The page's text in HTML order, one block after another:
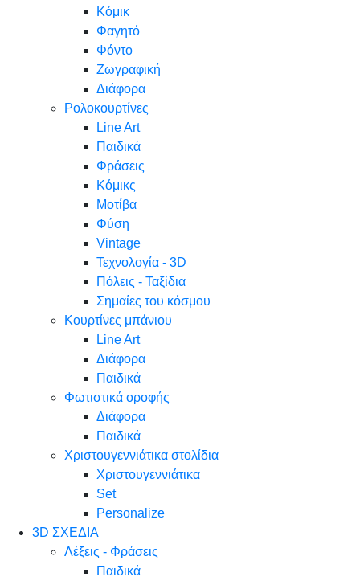
Κόμικ
Φαγητό
Φόντο
Ζωγραφική
Διάφορα
Ρολοκουρτίνες
Line Art
Παιδικά
Φράσεις
Κόμικς
Μοτίβα
Φύση
Vintage
Τεχνολογία - 3D
Πόλεις - Ταξίδια
Σημαίες του κόσμου
Κουρτίνες μπάνιου
Line Art
Διάφορα
Παιδικά
Φωτιστικά οροφής
Διάφορα
Παιδικά
Χριστουγεννιάτικα στολίδια
Χριστουγεννιάτικα
Set
Personalize
3D ΣΧΕΔΙΑ
Λέξεις - Φράσεις
Παιδικά